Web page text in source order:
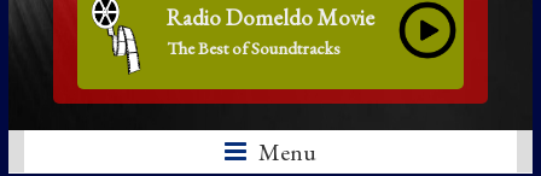
Radio Domeldo Movie
The Best of Soundtracks
Menu